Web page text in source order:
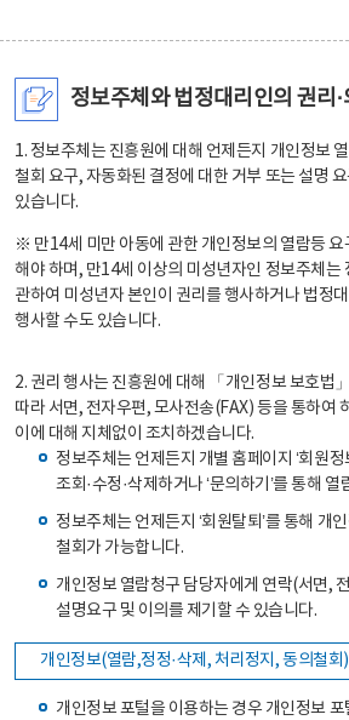
정보주체와 법정대리인의 권리·
1. 정보주체는 진흥원에 대해 언제든지 개인정보
철회 요구, 자동화된 결정에 대한 거부 또는 설명
있습니다.
※ 만14세 미만 아동에 관한 개인정보의 열람등 요
해야 하며, 만14세 이상의 미성년자인 정보주체는
관하여 미성년자 본인이 권리를 행사하거나 법정
행사할 수도 있습니다.
2. 권리 행사는 진흥원에 대해 「개인정보 보호법
따라 서면, 전자우편, 모사전송(FAX) 등을 통하여
이에 대해 지체없이 조치하겠습니다.
정보주체는 언제든지 개별 홈페이지 ‘회원정
조회·수정·삭제하거나 ‘문의하기’를 통해
정보주체는 언제든지 ‘회원탈퇴’를 통해 개
철회가 가능합니다.
개인정보 열람청구 담당자에게 연락(서면,
설명요구 및 이의를 제기할 수 있습니다.
개인정보(열람,정정·삭제, 처리정지, 동의철회
개인정보 포털을 이용하는 경우 개인정보